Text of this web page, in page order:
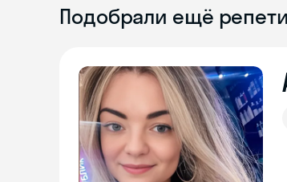
Подобрали ещё